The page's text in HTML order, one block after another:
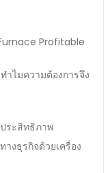
Profitable
ำไมความต้องการจึง
ประสิทธิภาพ
งธุรกิจด้วยเครื่อง